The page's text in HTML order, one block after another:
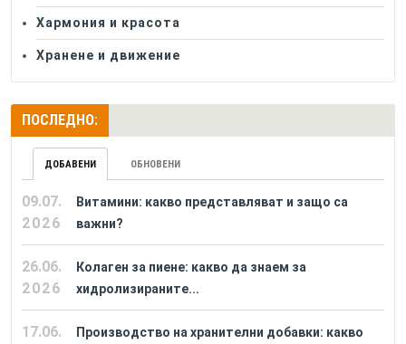
Хармония и красота
Хранене и движение
ПОСЛЕДНО:
ДОБАВЕНИ ОБНОВЕНИ
09.07.
2026
Витамини: какво представляват и защо са
важни?
26.06.
2026
Колаген за пиене: какво да знаем за
хидролизираните...
17.06.
Производство на хранителни добавки: какво